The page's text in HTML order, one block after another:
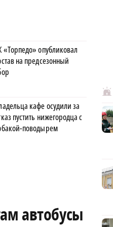
«Торпедо» опубликовал
на предсезонный
кафе осудили за
пустить нижегородца с
поводырем
автобусы